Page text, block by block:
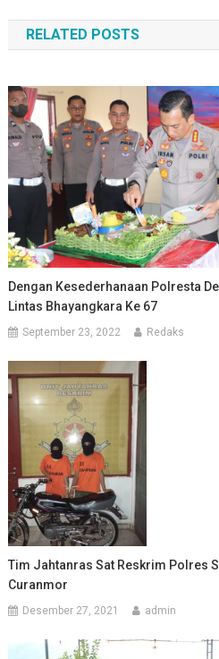
pos
RELATED POSTS
Dengan Kesederhanaan Polresta
Lintas Bhayangkara Ke 67
September 23, 2022 Redaks
Tim Jahtanras Sat Reskrim Polres
Curanmor
Desember 27, 2021 admin